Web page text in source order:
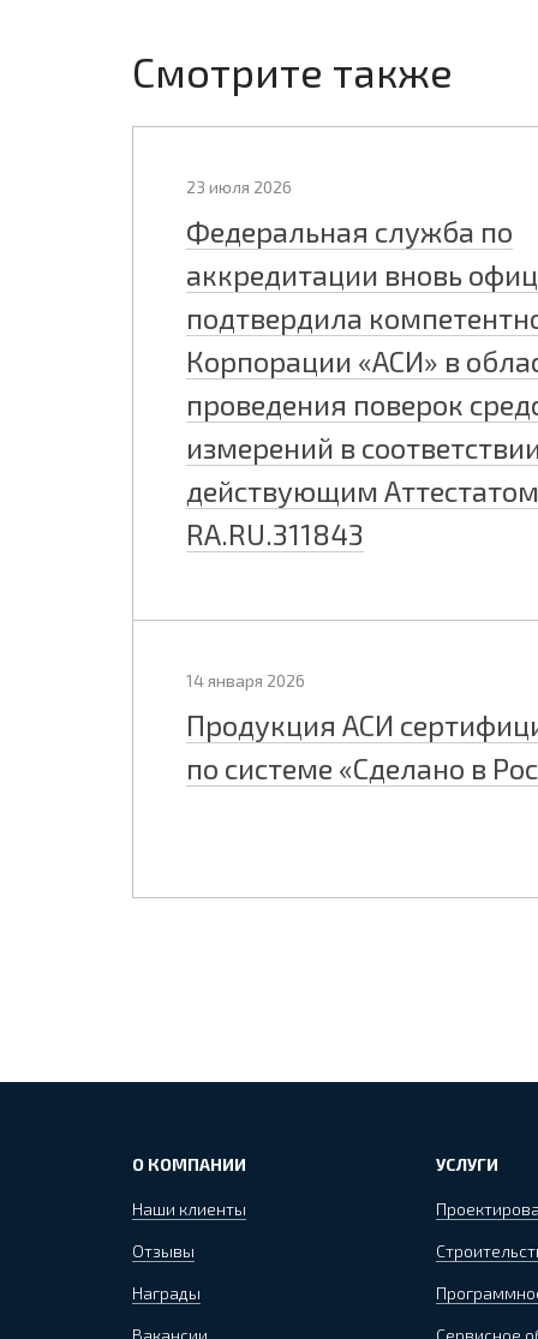
Смотрите также
23 июля 2026
Федеральная служба по
аккредитации вновь
подтвердила
Корпорации «АСИ» в
проведения поверок
измерений в
действующим Аттестатом
RA.RU.311843
14 января 2026
Продукция АСИ
по системе «Сделано в
О КОМПАНИИ
Наши клиенты
Отзывы
Награды
Вакансии
УСЛУГИ
Сервисное